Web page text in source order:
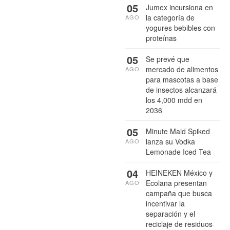
Jumex incursiona en
la categoría de
yogures bebibles con
proteínas
05
AGO
Se prevé que
mercado de alimentos
para mascotas a base
de insectos alcanzará
los 4,000 mdd en
2036
05
AGO
Minute Maid Spiked
lanza su Vodka
Lemonade Iced Tea
05
AGO
HEINEKEN México y
Ecolana presentan
campaña que busca
incentivar la
separación y el
reciclaje de residuos
04
AGO